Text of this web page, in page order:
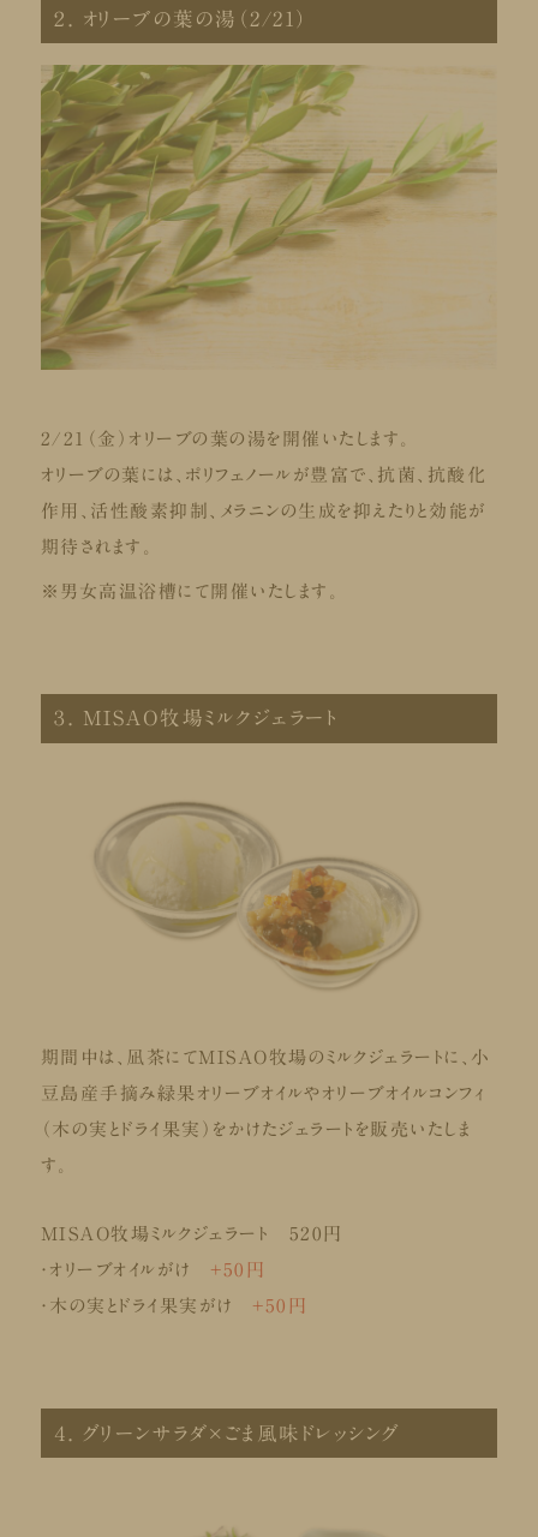
２. オリーブの葉の湯（2/21）
2/21（金）オリーブの葉の湯を開催いたします。
オリーブの葉には、ポリフェノールが豊富で、抗菌、抗酸化
作用、活性酸素抑制、メラニンの生成を抑えたりと効能が
期待されます。
※男女高温浴槽にて開催いたします。
３. MISAO牧場ミルクジェラート
期間中は、凪茶にてMISAO牧場のミルクジェラートに、小
豆島産手摘み緑果オリーブオイルやオリーブオイルコンフィ
（木の実とドライ果実）をかけたジェラートを販売いたしま
す。
MISAO牧場ミルクジェラート 520円
・オリーブオイルがけ +50円
・木の実とドライ果実がけ
+50円
４. グリーンサラダ×ごま風味ドレッシング